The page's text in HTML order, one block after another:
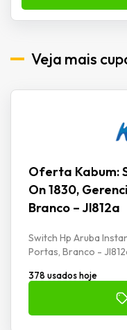
Veja mais
Oferta Kabum:
On 1830,
Branco – Jl812a
Switch Hp Aruba
Portas, Branco -
378 usados hoje